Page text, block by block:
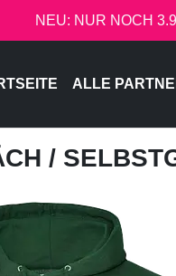
NEU: NUR NOCH
ALLE
/